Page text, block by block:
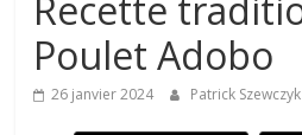
Recette
Poulet Adobo
26 janvier 2024 Patrick Szewczyk